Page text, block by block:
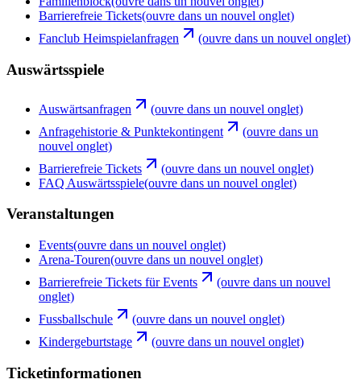
Barrierefreie Tickets(ouvre dans un nouvel onglet)
Fanclub Heimspielanfragen
(ouvre dans un nouvel onglet)
Auswärtsspiele
Auswärtsanfragen
(ouvre dans un nouvel onglet)
Anfragehistorie & Punktekontingent
(ouvre dans un
nouvel onglet)
Barrierefreie Tickets
(ouvre dans un nouvel onglet)
FAQ Auswärtsspiele(ouvre dans un nouvel onglet)
Veranstaltungen
Events(ouvre dans un nouvel onglet)
Arena-Touren(ouvre dans un nouvel onglet)
Barrierefreie Tickets für Events
(ouvre dans un nouvel
onglet)
Fussballschule
(ouvre dans un nouvel onglet)
Kindergeburtstage
(ouvre dans un nouvel onglet)
Ticketinformationen